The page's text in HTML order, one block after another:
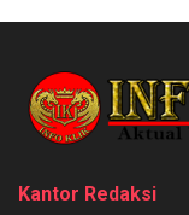
Kantor Redaksi